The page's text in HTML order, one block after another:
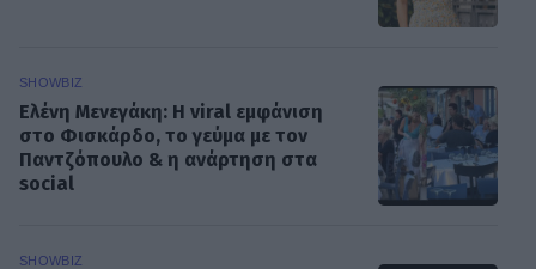
SHOWBIZ
Ελένη Μενεγάκη: Η viral εμφάνιση
στο Φισκάρδο, το γεύμα με τον
Παντζόπουλο & η ανάρτηση στα
social
SHOWBIZ